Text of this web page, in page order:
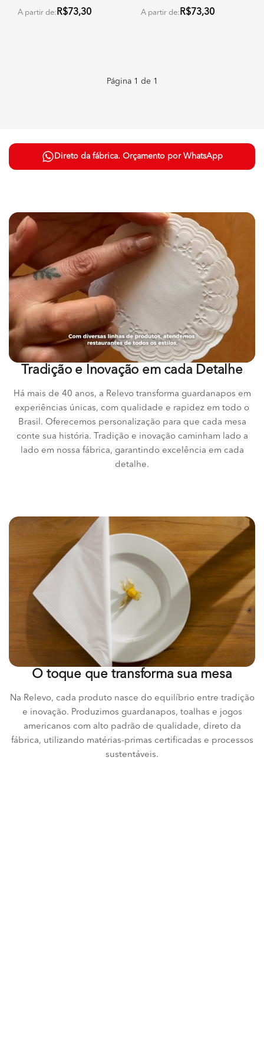
A partir de: R$73,30 A partir de: R$73,30
Página 1 de 1
Direto da fábrica. Orçamento por WhatsApp
Tradição e Inovação em cada Detalhe
Há mais de 40 anos, a Relevo transforma guardanapos em
experiências únicas, com qualidade e rapidez em todo o
Brasil. Oferecemos personalização para que cada mesa
conte sua história. Tradição e inovação caminham lado a
lado em nossa fábrica, garantindo excelência em cada
detalhe.
O toque que transforma sua mesa
Na Relevo, cada produto nasce do equilíbrio entre tradição
e inovação. Produzimos guardanapos, toalhas e jogos
americanos com alto padrão de qualidade, direto da
fábrica, utilizando matérias-primas certificadas e processos
sustentáveis.